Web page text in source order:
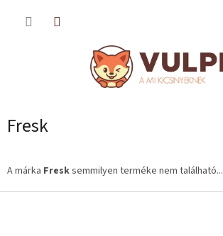
Fresk
A márka Fresksemmilyen terméke nem található...
L